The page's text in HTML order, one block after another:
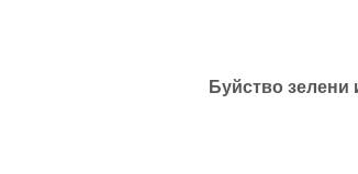
Буйство